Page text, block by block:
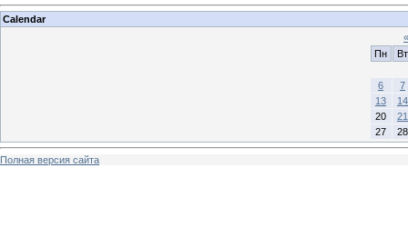
Calendar
«
Пн
Вт
6
7
13
14
20
21
27
28
Полная версия сайта